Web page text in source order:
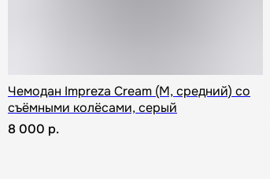
Чемодан Impreza Cream (M, средний) со
съёмными колёсами, серый
8 000 р.
Заменим чемодан, если сломается